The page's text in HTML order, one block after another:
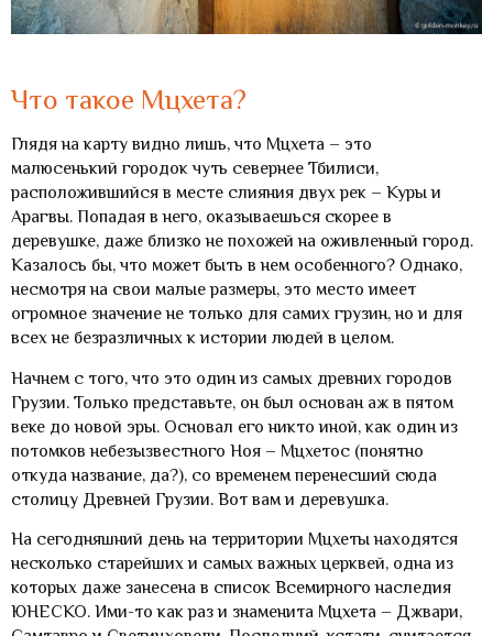
Что такое Мцхета?
Глядя на карту видно лишь, что Мцхета – это
малюсенький городок чуть севернее Тбилиси,
расположившийся в месте слияния двух рек – Куры и
Арагвы. Попадая в него, оказываешься скорее в
деревушке, даже близко не похожей на оживленный город.
Казалось бы, что может быть в нем особенного? Однако,
несмотря на свои малые размеры, это место имеет
огромное значение не только для самих грузин, но и для
всех не безразличных к истории людей в целом.
Начнем с того, что это один из самых древних городов
Грузии. Только представьте, он был основан аж в пятом
веке до новой эры. Основал его никто иной, как один из
потомков небезызвестного Ноя – Мцхетос (понятно
откуда название, да?), со временем перенесший сюда
столицу Древней Грузии. Вот вам и деревушка.
На сегодняшний день на территории Мцхеты находятся
несколько старейших и самых важных церквей, одна из
которых даже занесена в список Всемирного наследия
ЮНЕСКО. Ими-то как раз и знаменита Мцхета – Джвари,